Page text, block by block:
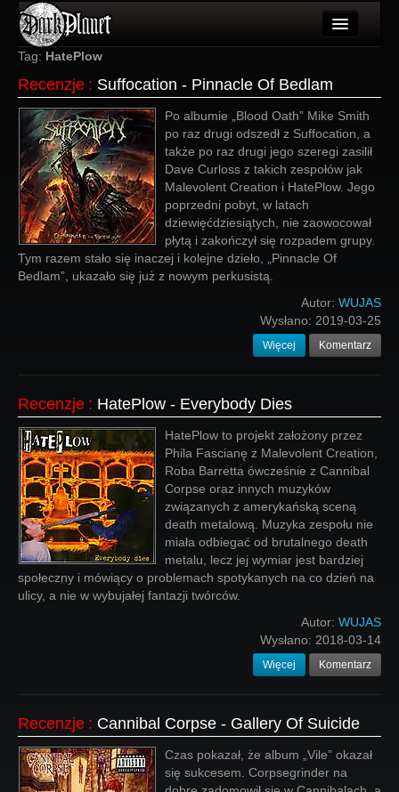
Artykuły
Użytkownicy
Wydarzenia
Galeria
Forum
Więcej
Login
Tag: HatePlow
Recenzje : Suffocation - Pinnacle Of Bedlam
Po albumie „Blood Oath” Mike Smith
po raz drugi odszedł z Suffocation, a
także po raz drugi jego szeregi zasilił
Dave Curloss z takich zespołów jak
Malevolent Creation i HatePlow. Jego
poprzedni pobyt, w latach
dziewięćdziesiątych, nie zaowocował
płytą i zakończył się rozpadem grupy.
Tym razem stało się inaczej i kolejne dzieło, „Pinnacle Of
Bedlam”, ukazało się już z nowym perkusistą.
Autor: WUJAS
Wysłano: 2019-03-25
Więcej Komentarz
Recenzje : HatePlow - Everybody Dies
HatePlow to projekt założony przez
Phila Fascianę z Malevolent Creation,
Roba Barretta ówcześnie z Cannibal
Corpse oraz innych muzyków
związanych z amerykańską sceną
death metalową. Muzyka zespołu nie
miała odbiegać od brutalnego death
metalu, lecz jej wymiar jest bardziej
społeczny i mówiący o problemach spotykanych na co dzień na
ulicy, a nie w wybujałej fantazji twórców.
Autor: WUJAS
Wysłano: 2018-03-14
Więcej Komentarz
Recenzje : Cannibal Corpse - Gallery Of Suicide
Czas pokazał, że album „Vile” okazał
się sukcesem. Corpsegrinder na